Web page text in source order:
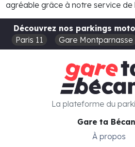
agréable grâce à notre service de
Découvrez nos parkings moto
Paris 11
Gare Montparnasse
Gare ta
À propos
La plateforme du